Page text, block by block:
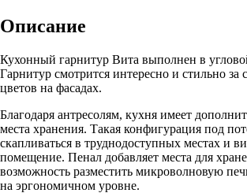
Описание
Кухонный гарнитур Вита выполнен в
Гарнитур смотрится интересно и стильно за
цветов на фасадах.
Благодаря антресолям, кухня имеет
места хранения. Такая конфигурация под
скапливаться в труднодоступных местах и
помещение. Пенал добавляет места для
возможность разместить микроволновую
на эргономичном уровне.